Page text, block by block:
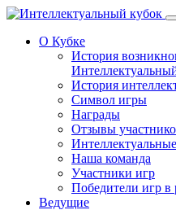
Перейти к основному
О Кубке
История
История
Символ игры
Награды
Отзывы
Наша команда
Участники игр
Победители игр
Ведущие